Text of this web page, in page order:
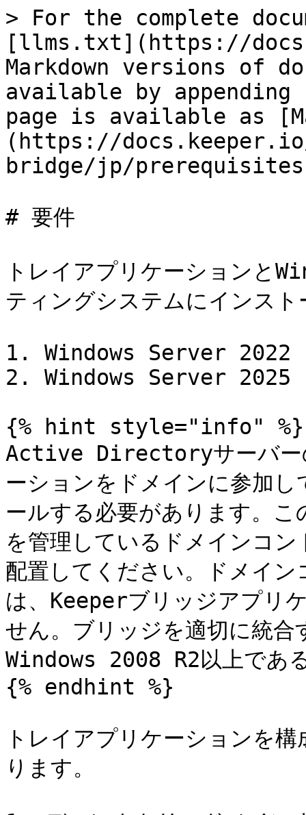
> For the complete
[llms.txt](https://
Markdown versions of
available by
page is available as
(https://
bridge/jp/
# 要件
トレイアプリケーションと
ティングシステムにインス
1. Windows Server 2022
2. Windows Server 2025
{% hint style="info" %}
Active Directoryサーバー
ーションをドメインに参加
ールする必要があります
を管理しているドメインコ
配置してください。ドメイ
は、Keeperブリッジアプリ
せん。ブリッジを適切に統
Windows 2008 R2以上であ
{% endhint %}
トレイアプリケーションを
ります。